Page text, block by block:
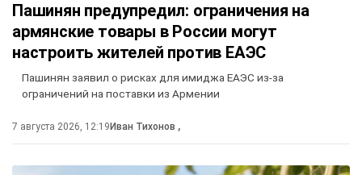
Пашинян предупредил: ограничения на
армянские товары в России могут
настроить жителей против ЕАЭС
Пашинян заявил о рисках для имиджа ЕАЭС из-за
ограничений на поставки из Армении
7 августа 2026, 12:19 Иван Тихонов ,